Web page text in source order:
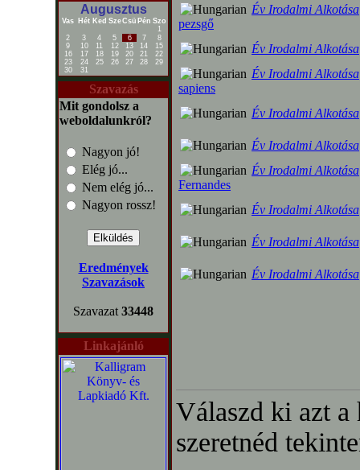
Augusztus
Vas Hét Ked SzeCsü Pén Szo
1
2
3 4 5 6 7
8
9
10 11 12 13 14
15
16
17 18 19 20 21
22
23
24 25 26 27 28
29
30
31
Szavazás
Mit gondolsz a
weboldalunkról?
Nagyon jó!
Elég jó...
Nem elég jó...
Nagyon rossz!
Eredmények
Szavazások
Szavazat 33448
Linkajánló
Év Irodalmi Alkotása
pezsgő
Év Irodalmi Alkotása
Év Irodalmi Alkotása
sapiens
Év Irodalmi Alkotása
Év Irodalmi Alkotása
Év Irodalmi Alkotása
Fernandes
Év Irodalmi Alkotása
Év Irodalmi Alkotása
Év Irodalmi Alkotása
Válaszd ki azt
szeretnéd